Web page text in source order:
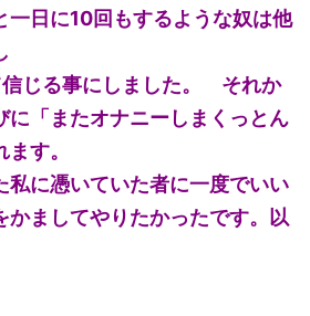
一日に10回もするような奴は他
信じる事にしました。 それか
に「またオナニーしまくっとん
す。
私に憑いていた者に一度でいい
かましてやりたかったです。以